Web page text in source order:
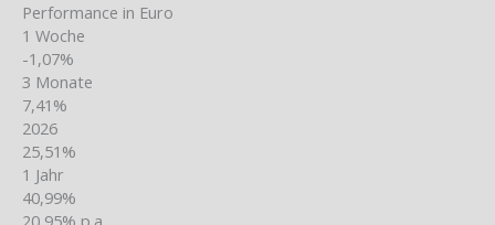
Performance in Euro
1 Woche
-1,07%
3 Monate
7,41%
2026
25,51%
1 Jahr
40,99%